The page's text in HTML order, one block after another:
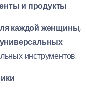
и продукты
каждой женщины,
универсальных
инструментов.